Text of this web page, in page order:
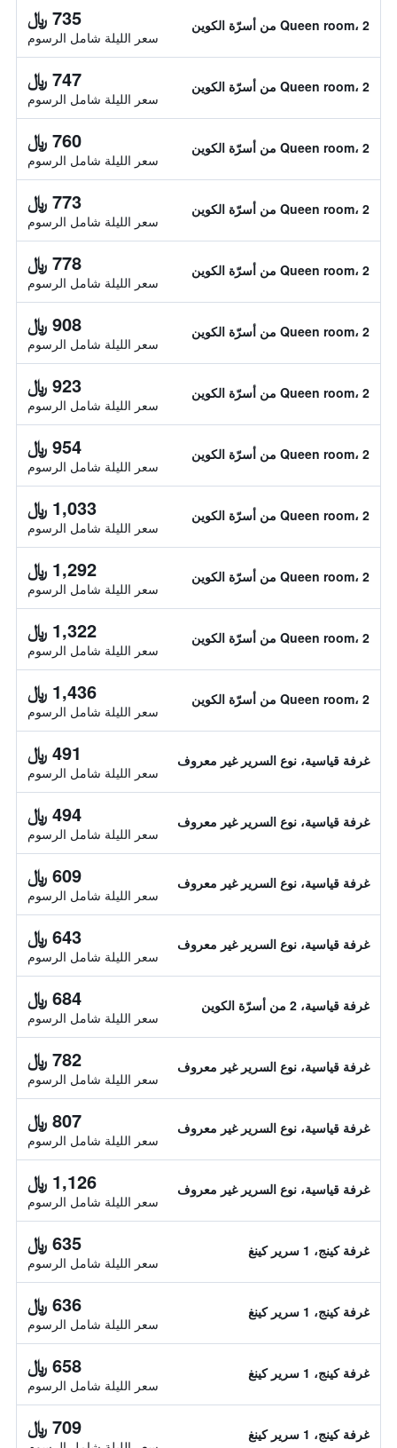
Queen room، 2 من أسرّة الكوين 735 ﷼
سعر الليلة شامل الرسوم
Queen room، 2 من أسرّة الكوين 747 ﷼
سعر الليلة شامل الرسوم
Queen room، 2 من أسرّة الكوين 760 ﷼
سعر الليلة شامل الرسوم
Queen room، 2 من أسرّة الكوين 773 ﷼
سعر الليلة شامل الرسوم
Queen room، 2 من أسرّة الكوين 778 ﷼
سعر الليلة شامل الرسوم
Queen room، 2 من أسرّة الكوين 908 ﷼
سعر الليلة شامل الرسوم
Queen room، 2 من أسرّة الكوين 923 ﷼
سعر الليلة شامل الرسوم
Queen room، 2 من أسرّة الكوين 954 ﷼
سعر الليلة شامل الرسوم
Queen room، 2 من أسرّة الكوين 1,033 ﷼
سعر الليلة شامل الرسوم
Queen room، 2 من أسرّة الكوين 1,292 ﷼
سعر الليلة شامل الرسوم
Queen room، 2 من أسرّة الكوين 1,322 ﷼
سعر الليلة شامل الرسوم
Queen room، 2 من أسرّة الكوين 1,436 ﷼
سعر الليلة شامل الرسوم
غرفة قياسية، نوع السرير غير معروف 491 ﷼
سعر الليلة شامل الرسوم
غرفة قياسية، نوع السرير غير معروف 494 ﷼
سعر الليلة شامل الرسوم
غرفة قياسية، نوع السرير غير معروف 609 ﷼
سعر الليلة شامل الرسوم
غرفة قياسية، نوع السرير غير معروف 643 ﷼
سعر الليلة شامل الرسوم
غرفة قياسية، 2 من أسرّة الكوين 684 ﷼
سعر الليلة شامل الرسوم
غرفة قياسية، نوع السرير غير معروف 782 ﷼
سعر الليلة شامل الرسوم
غرفة قياسية، نوع السرير غير معروف 807 ﷼
سعر الليلة شامل الرسوم
غرفة قياسية، نوع السرير غير معروف 1,126 ﷼
سعر الليلة شامل الرسوم
غرفة كينج، 1 سرير كينغ 635 ﷼
سعر الليلة شامل الرسوم
غرفة كينج، 1 سرير كينغ 636 ﷼
سعر الليلة شامل الرسوم
غرفة كينج، 1 سرير كينغ 658 ﷼
سعر الليلة شامل الرسوم
غرفة كينج، 1 سرير كينغ 709 ﷼